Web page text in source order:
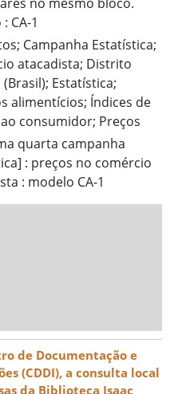
CA-1
Campanha Estatística;
atacadista; Distrito
(Brasil); Estatística;
alimentícios; Índices de
consumidor; Preços
quarta campanha
: preços no comércio
: modelo CA-1
de Documentação e
(CDDI), a consulta local
da Biblioteca Isaac